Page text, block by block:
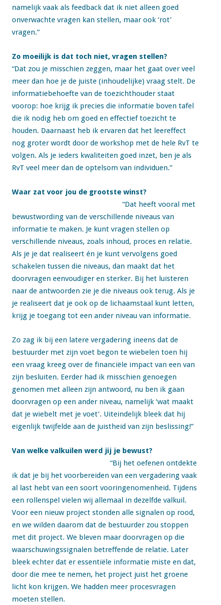
namelijk vaak als feedback dat ik niet alleen goed
onverwachte vragen kan stellen, maar ook ‘rot’
vragen.“
Zo moeilijk is dat toch niet, vragen stellen?
“Dat zou je misschien zeggen, maar het gaat over veel
meer dan hoe je de juiste (inhoudelijke) vraag stelt. De
informatiebehoefte van de toezichthouder staat
voorop: hoe krijg ik precies die informatie boven tafel
die ik nodig heb om goed en effectief toezicht te
houden. Daarnaast heb ik ervaren dat het leereffect
nog groter wordt door de workshop met de hele RvT te
volgen. Als je ieders kwaliteiten goed inzet, ben je als
RvT veel meer dan de optelsom van individuen.”
Waar zat voor jou de grootste winst?
“Dat heeft vooral met
bewustwording van de verschillende niveaus van
informatie te maken. Je kunt vragen stellen op
verschillende niveaus, zoals inhoud, proces en relatie.
Als je je dat realiseert én je kunt vervolgens goed
schakelen tussen die niveaus, dan maakt dat het
doorvragen eenvoudiger en sterker. Bij het luisteren
naar de antwoorden zie je die niveaus ook terug. Als je
je realiseert dat je ook op de lichaamstaal kunt letten,
krijg je toegang tot een ander niveau van informatie.
Zo zag ik bij een latere vergadering ineens dat de
bestuurder met zijn voet begon te wiebelen toen hij
een vraag kreeg over de financiële impact van een van
zijn besluiten. Eerder had ik misschien genoegen
genomen met alleen zijn antwoord, nu ben ik gaan
doorvragen op een ander niveau, namelijk ‘wat maakt
dat je wiebelt met je voet’. Uiteindelijk bleek dat hij
eigenlijk twijfelde aan de juistheid van zijn beslissing!”
Van welke valkuilen werd jij je bewust?
“Bij het oefenen ontdekte
ik dat je bij het voorbereiden van een vergadering vaak
al last hebt van een soort vooringenomenheid. Tijdens
een rollenspel vielen wij allemaal in dezelfde valkuil.
Voor een nieuw project stonden alle signalen op rood,
en we wilden daarom dat de bestuurder zou stoppen
met dit project. We bleven maar doorvragen op die
waarschuwingssignalen betreffende de relatie. Later
bleek echter dat er essentiële informatie miste en dat,
door die mee te nemen, het project juist het groene
licht kon krijgen. We hadden meer procesvragen
moeten stellen.